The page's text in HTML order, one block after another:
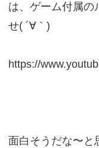
は、ゲーム付属の
せ( ´∀｀)
https://
面白そうだな〜と